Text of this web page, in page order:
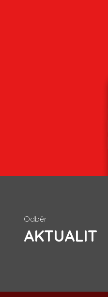
Odběr
AKTUALIT